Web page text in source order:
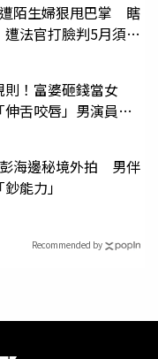
陌生婦狠甩巴掌 瞎
法官打臉判5月須入
！富婆砸錢當女
舌咬唇」男演員崩
海邊秘境外拍 男伴
能力」
Recommended by